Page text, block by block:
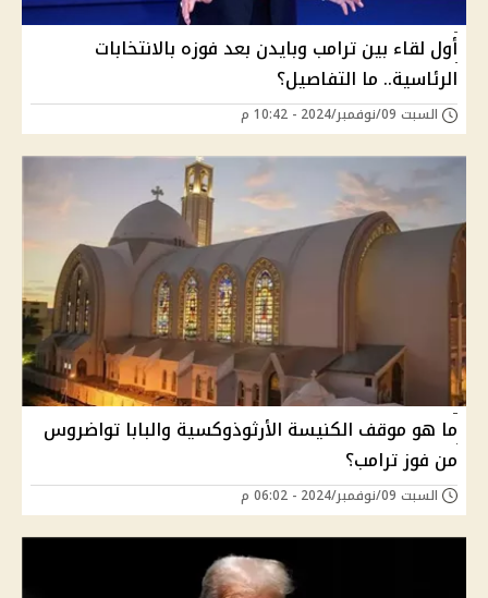
أول لقاء بين ترامب وبايدن بعد فوزه بالانتخابات
الرئاسية.. ما التفاصيل؟
السبت 09/نوفمبر/2024 - 10:42 م
ما هو موقف الكنيسة الأرثوذوكسية والبابا تواضروس
من فوز ترامب؟
السبت 09/نوفمبر/2024 - 06:02 م